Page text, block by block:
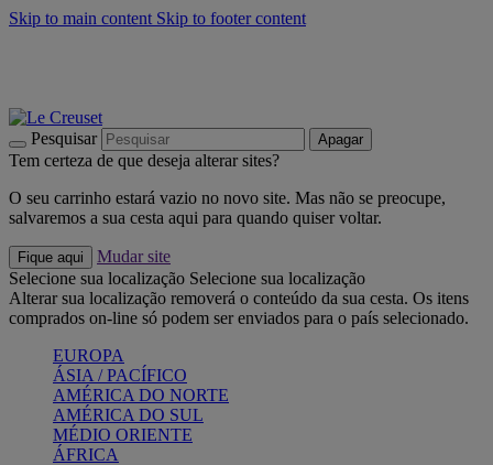
Skip to main content Skip to footer content
Pesquisar Apagar
Tem certeza de que deseja alterar sites?
O seu carrinho estará vazio no novo site. Mas não se preocupe,
salvaremos a sua cesta aqui para quando quiser voltar.
Fique aqui
Mudar site
Selecione sua localização Selecione sua localização
Alterar sua localização removerá o conteúdo da sua cesta. Os itens
comprados on-line só podem ser enviados para o país selecionado.
EUROPA
ÁSIA / PACÍFICO
AMÉRICA DO NORTE
AMÉRICA DO SUL
MÉDIO ORIENTE
ÁFRICA